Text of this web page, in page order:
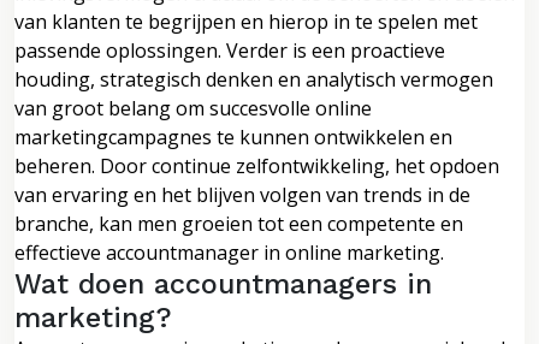
van klanten te begrijpen en hierop in te spelen met
passende oplossingen. Verder is een proactieve
houding, strategisch denken en analytisch vermogen
van groot belang om succesvolle online
marketingcampagnes te kunnen ontwikkelen en
beheren. Door continue zelfontwikkeling, het opdoen
van ervaring en het blijven volgen van trends in de
branche, kan men groeien tot een competente en
effectieve accountmanager in online marketing.
Wat doen accountmanagers in
marketing?